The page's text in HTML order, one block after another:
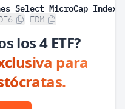
Select MicroCap Index
FDM
los 4 ETF?
para